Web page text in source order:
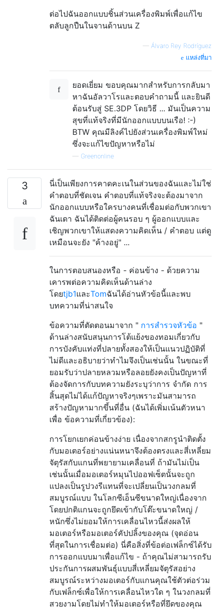
ต่อไปฉันออกแบบชิ้นส่วนเครื่องพิมพ์เพื่อแก้ไข
ตลับลูกปืนในจานด้านบน Z
— Álvaro Rey Rodríguez
แหล่งที่มา
ยอดเยี่ยม ขอบคุณมากสำหรับการกลับมา
หาฉันอัลวาโรและตอบคำถามนี้ และยินดี
ต้อนรับสู่ SE.3DP โดยวิธี ... มันเป็นความ
สุขที่แท้จริงที่มีนักออกแบบบนเรือ! :-)
BTW คุณมีลิงค์ไปยังส่วนเครื่องพิมพ์ใหม่
ซึ่งจะแก้ไขปัญหาหรือไม่
— Greenonline
3
นี่เป็นเพียงการคาดคะเนในส่วนของฉันและไม่ใช่
คำตอบที่ชัดเจน คำตอบที่แท้จริงจะต้องมาจาก
นักออกแบบหรือใครบางคนที่เชื่อมต่อกับพวกเขา
ฉันเดา ฉันได้ติดต่อผู้คนรอบ ๆ ผู้ออกแบบและ
เชิญพวกเขาให้แสดงความคิดเห็น / คำตอบ แต่ดู
เหมือนจะยัง "ค้างอยู่" ...
ในการตอบสนองหรือ - ค่อนข้าง - ด้วยความ
เคารพต่อความคิดเห็นด้านล่าง
โดยtjb1และTomฉันได้อ่านหัวข้อนี้และพบ
บทความที่น่าสนใจ
ข้อความที่ตัดตอนมาจาก " การสำรวจหัวข้อ "
ด้านล่างสนับสนุนการโต้แย้งของทอมเกี่ยวกับ
การบังคับแท่งที่ปลายทั้งสองให้เป็นแนวปฏิบัติที่
ไม่ดีและอธิบายว่าทำไมจึงเป็นเช่นนั้น ในขณะที่
ยอมรับว่าปลายหลวมหรือลอยยังคงเป็นปัญหาที่
ต้องจัดการกับบทความยังระบุว่าการ จำกัด การ
สิ้นสุดไม่ได้แก้ปัญหาจริงๆเพราะมันสามารถ
สร้างปัญหามากขึ้นที่อื่น (ฉันได้เพิ่มเน้นตัวหนา
เพื่อ ข้อความที่เกี่ยวข้อง):
การโยกเยกค่อนข้างง่าย เนื่องจากสกรูนำติดตั้ง
กับมอเตอร์อย่างแน่นหนาจึงต้องตรงและสี่เหลี่ยม
จัตุรัสกับแกนที่พยายามเคลื่อนที่ ถ้ามันไม่เป็น
เช่นนั้นเมื่อมอเตอร์หมุนไปออฟเซ็ตนั้นจะถูก
แปลงเป็นรูปวงรีแทนที่จะเปลี่ยนเป็นวงกลมที่
สมบูรณ์แบบ ในโลกซีเอ็นซีขนาดใหญ่เนื่องจาก
โดยปกติแกนจะถูกยึดเข้ากับโต๊ะขนาดใหญ่ /
หนักซึ่งไม่ยอมให้การเคลื่อนไหวนี้ส่งผลให้
มอเตอร์หรือมอเตอร์คัปปลิ้งของคุณ (จุดอ่อน
ที่สุดในการเชื่อมต่อ) นี่คือสิ่งที่ข้อต่อเฟล็กซ์ได้รับ
การออกแบบมาเพื่อแก้ไข - ถ้าคุณไม่สามารถรับ
ประกันการผสมพันธุ์แบบสี่เหลี่ยมจัตุรัสอย่าง
สมบูรณ์ระหว่างมอเตอร์กับแกนคุณใช้ตัวต่อร่วม
กับเฟล็กซ์เพื่อให้การเคลื่อนไหวใด ๆ ในวงกลมที่
สวยงามโดยไม่ทำให้มอเตอร์หรือที่ยึดของคุณ